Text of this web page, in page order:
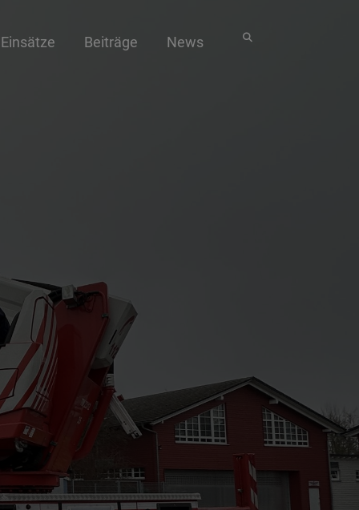
Einsätze Beiträge News